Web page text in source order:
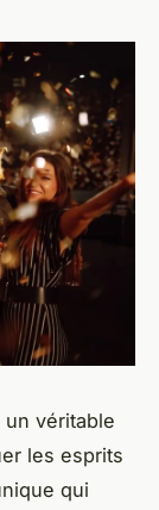
véritable
les esprits
qui